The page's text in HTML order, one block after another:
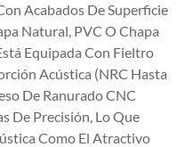
Acabados De Superficie
Natural, PVC O Chapa
Equipada Con Fieltro
Acústica (NRC Hasta
De Ranurado CNC
De Precisión, Lo Que
Como El Atractivo